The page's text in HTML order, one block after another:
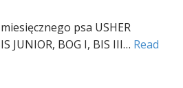
psa USHER
JUNIOR, BOG I, BIS III… Read